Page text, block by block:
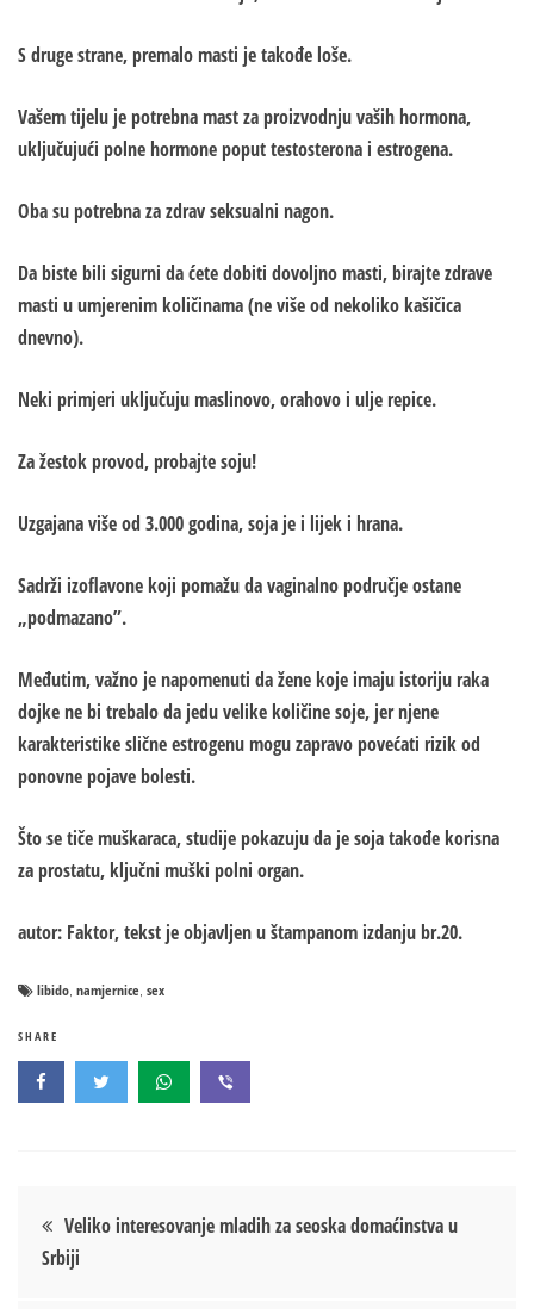
S druge strane, premalo masti je takođe loše.
Vašem tijelu je potrebna mast za proizvodnju vaših hormona,
uključujući polne hormone poput testosterona i estrogena.
Oba su potrebna za zdrav seksualni nagon.
Da biste bili sigurni da ćete dobiti dovoljno masti, birajte zdrave
masti u umjerenim količinama (ne više od nekoliko kašičica
dnevno).
Neki primjeri uključuju maslinovo, orahovo i ulje repice.
Za žestok provod, probajte soju!
Uzgajana više od 3.000 godina, soja je i lijek i hrana.
Sadrži izoflavone koji pomažu da vaginalno područje ostane
„podmazano”.
Međutim, važno je napomenuti da žene koje imaju istoriju raka
dojke ne bi trebalo da jedu velike količine soje, jer njene
karakteristike slične estrogenu mogu zapravo povećati rizik od
ponovne pojave bolesti.
Što se tiče muškaraca, studije pokazuju da je soja takođe korisna
za prostatu, ključni muški polni organ.
autor: Faktor, tekst je objavljen u štampanom izdanju br.20.
libido, namjernice, sex
SHARE
Кретање
чланка
Veliko interesovanje mladih za seoska domaćinstva u
Srbiji